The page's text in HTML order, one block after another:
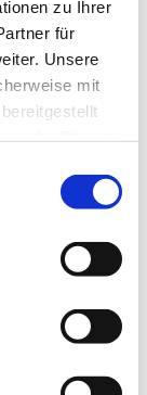
zu Ihrer
für
Unsere
mit